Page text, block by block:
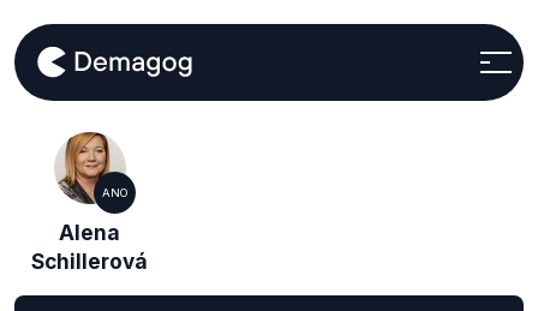
ANO
Alena
Schillerová